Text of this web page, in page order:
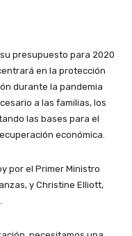
presupuesto para 2020
en la protección
durante la pandemia
a las familias, los
las bases para el
económica.
por el Primer Ministro
y Christine Elliott,